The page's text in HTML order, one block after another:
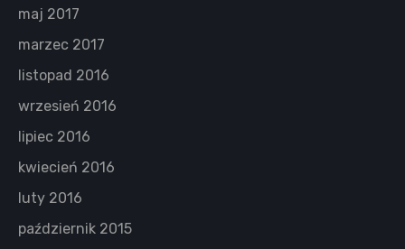
maj 2017
marzec 2017
listopad 2016
wrzesień 2016
lipiec 2016
kwiecień 2016
luty 2016
październik 2015